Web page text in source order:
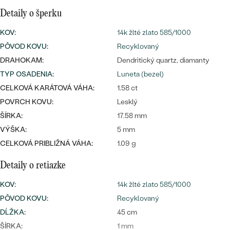
Wave kolekcia
PODĽA TVARU DRAHOKAMU
NA MIERU
DIAMANTY
náušnice
PREZRIEŤ
Personalizované
prívesky
OBJAVIŤ
Najpredávanejšie
prstene
Detaily o šperku
KOV:
14k žlté zlato 585/1000
PÔVOD KOVU:
Recyklovaný
DRAHOKAM:
Dendritický quartz, diamanty
TYP OSADENIA:
Luneta (bezel)
CELKOVÁ KARÁTOVÁ VÁHA:
1.58 ct
POVRCH KOVU:
Lesklý
ŠÍRKA:
17.58 mm
VÝŠKA:
5 mm
CELKOVÁ PRIBLIŽNÁ VÁHA:
1.09 g
Detaily o retiazke
KOV:
14k žlté zlato 585/1000
PÔVOD KOVU:
Recyklovaný
DĹŽKA:
45 cm
ŠÍRKA:
1 mm